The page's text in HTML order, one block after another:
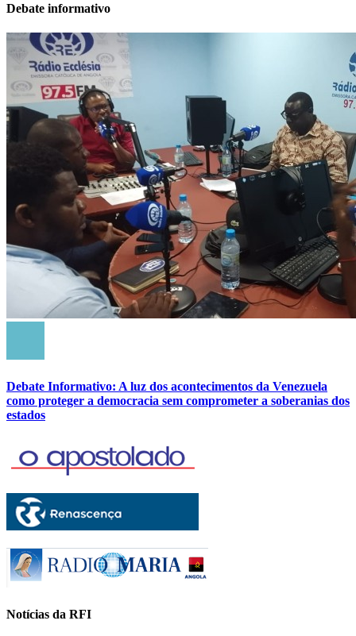
Debate informativo
Debate Informativo: A luz dos acontecimentos da Venezuela
como proteger a democracia sem comprometer a soberanias dos
estados
Notícias da RFI